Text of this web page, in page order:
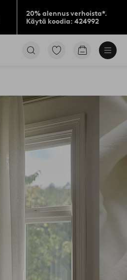
20% alennus verhoista*.
Käytä koodia: 424992
Siirry
Siirry